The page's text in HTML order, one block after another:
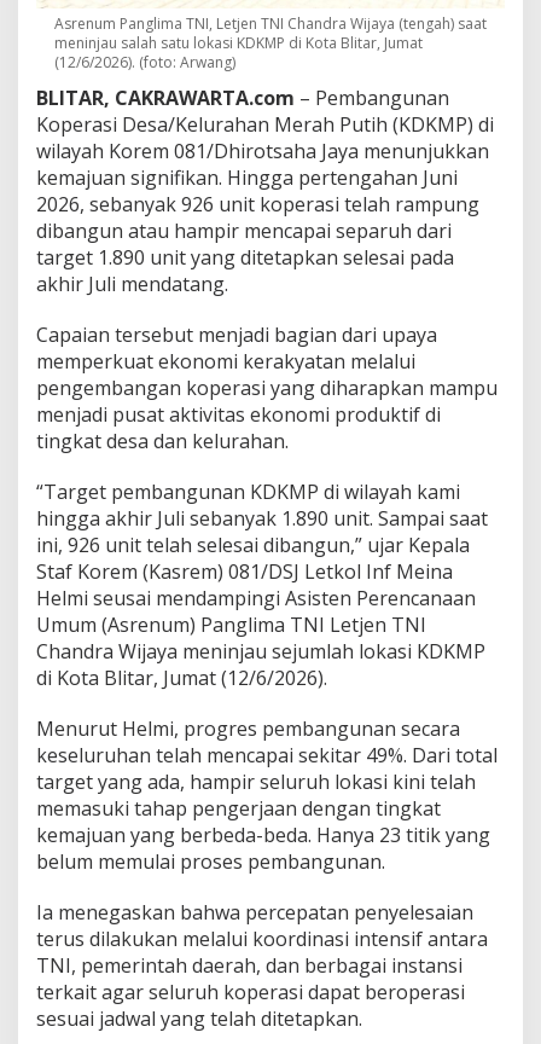
i
t
,
K
o
p
e
r
s
e
r
a
h
P
i
h
D
i
e
r
s
i
a
k
a
n
J
a
d
i
t
o
r
E
k
o
Asrenum Panglima TNI, Letjen TNI Chandra Wijaya (tengah) saat
meninjau salah satu lokasi KDKMP di Kota Blitar, Jumat
(12/6/2026). (foto: Arwang)
BLITAR, CAKRAWARTA.com – Pembangunan
Koperasi Desa/Kelurahan Merah Putih (KDKMP) di
wilayah Korem 081/Dhirotsaha Jaya menunjukkan
kemajuan signifikan. Hingga pertengahan Juni
2026, sebanyak 926 unit koperasi telah rampung
dibangun atau hampir mencapai separuh dari
target 1.890 unit yang ditetapkan selesai pada
akhir Juli mendatang.
Capaian tersebut menjadi bagian dari upaya
memperkuat ekonomi kerakyatan melalui
pengembangan koperasi yang diharapkan mampu
menjadi pusat aktivitas ekonomi produktif di
tingkat desa dan kelurahan.
“Target pembangunan KDKMP di wilayah kami
hingga akhir Juli sebanyak 1.890 unit. Sampai saat
ini, 926 unit telah selesai dibangun,” ujar Kepala
Staf Korem (Kasrem) 081/DSJ Letkol Inf Meina
Helmi seusai mendampingi Asisten Perencanaan
Umum (Asrenum) Panglima TNI Letjen TNI
Chandra Wijaya meninjau sejumlah lokasi KDKMP
di Kota Blitar, Jumat (12/6/2026).
Menurut Helmi, progres pembangunan secara
keseluruhan telah mencapai sekitar 49%. Dari total
target yang ada, hampir seluruh lokasi kini telah
memasuki tahap pengerjaan dengan tingkat
kemajuan yang berbeda-beda. Hanya 23 titik yang
belum memulai proses pembangunan.
Ia menegaskan bahwa percepatan penyelesaian
terus dilakukan melalui koordinasi intensif antara
TNI, pemerintah daerah, dan berbagai instansi
terkait agar seluruh koperasi dapat beroperasi
sesuai jadwal yang telah ditetapkan.